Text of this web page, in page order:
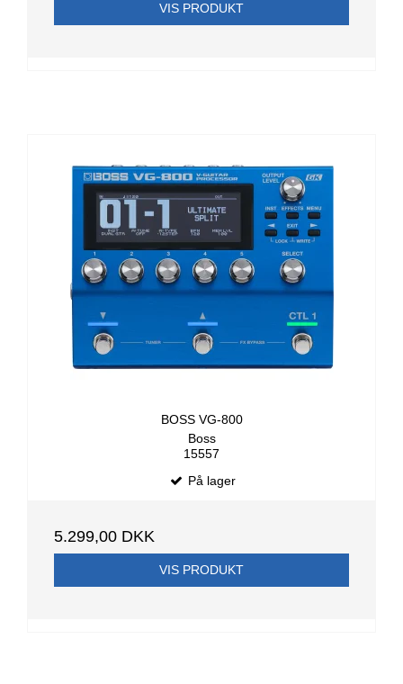
VIS PRODUKT
BOSS VG-800
Boss
15557
På lager
5.299,00 DKK
VIS PRODUKT